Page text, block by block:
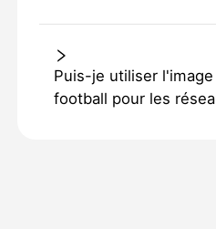
Puis-je utiliser
football pour les